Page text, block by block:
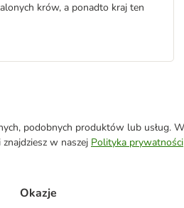
krów, a ponadto kraj ten
podobnych produktów lub usług.
w naszej Polityka prywatności
Okazje